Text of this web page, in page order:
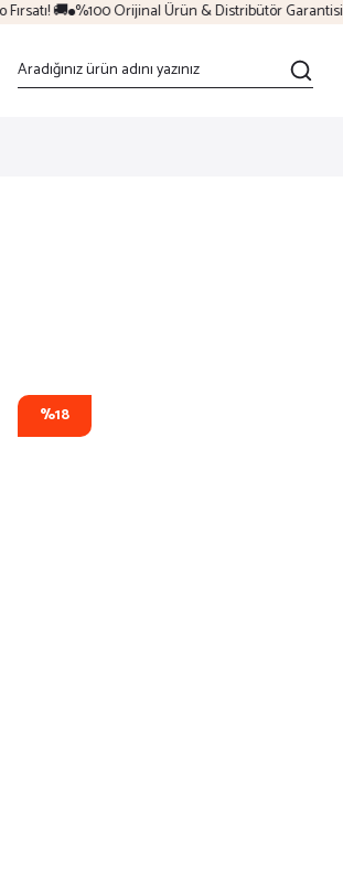
🚚 %100 Orijinal Ürün & Distribütör Garantisi 🛡️
%18